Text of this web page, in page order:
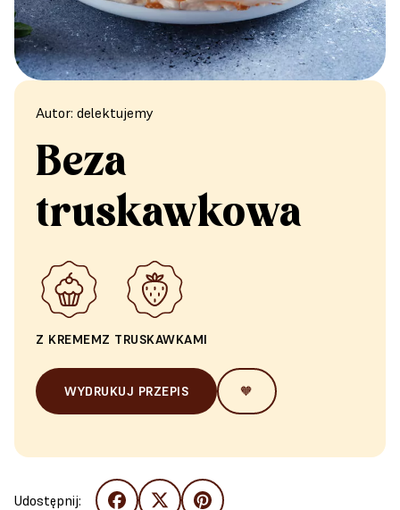
Autor: delektujemy
Beza
truskawkowa
Z KREMEMZ TRUSKAWKAMI
WYDRUKUJ PRZEPIS 🧡
Udostępnij: